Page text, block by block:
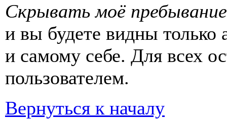
Скрывать моё
и вы будете видны только
и самому себе. Для всех
пользователем.
Вернуться к началу